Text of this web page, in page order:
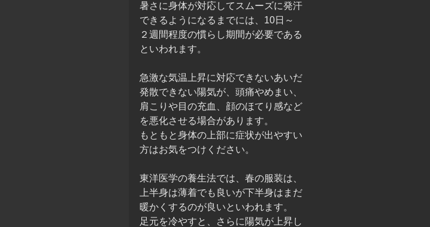
暑さに身体が対応してスムーズに発汗
できるようになるまでには、10日～
２週間程度の慣らし期間が必要である
といわれます。
急激な気温上昇に対応できないあいだ
発散できない陽気が、頭痛やめまい、
肩こりや目の充血、顔のほてり感など
を悪化させる場合があります。
もともと身体の上部に症状が出やすい
方はお気をつけください。
東洋医学の養生法では、春の服装は、
上半身は薄着でも良いが下半身はまだ
暖かくするのが良いといわれます。
足元を冷やすと、さらに陽気が上昇し